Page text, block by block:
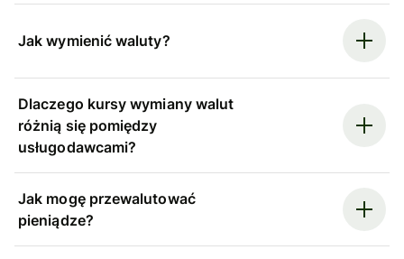
Jak wymienić waluty?
Dlaczego kursy wymiany walut
różnią się pomiędzy
usługodawcami?
Jak mogę przewalutować
pieniądze?